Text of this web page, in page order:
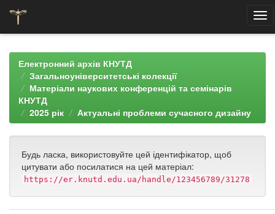
navigationЕлектронний архів КНУТД
Загальноуніверситетські колекції
Матеріали наукових конференцій та семінарів
КНУТД
2025 рік
Актуальні проблеми сучасного дизайну
Будь ласка, використовуйте цей ідентифікатор, щоб
цитувати або посилатися на цей матеріал:
https://er.knutd.edu.ua/handle/123456789/31278